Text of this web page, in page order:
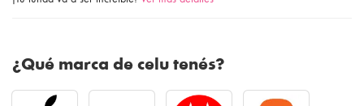
¿Qué marca de celu tenés?